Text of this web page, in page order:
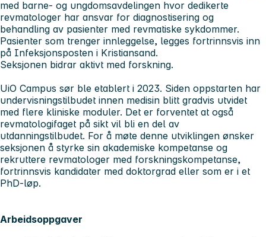
med barne- og ungdomsavdelingen hvor dedikerte
revmatologer har ansvar for diagnostisering og
behandling av pasienter med revmatiske sykdommer.
Pasienter som trenger innleggelse, legges fortrinnsvis inn
på Infeksjonsposten i Kristiansand.
Seksjonen bidrar aktivt med forskning.
UiO Campus sør ble etablert i 2023. Siden oppstarten har
undervisningstilbudet innen medisin blitt gradvis utvidet
med flere kliniske moduler. Det er forventet at også
revmatologifaget på sikt vil bli en del av
utdanningstilbudet. For å møte denne utviklingen ønsker
seksjonen å styrke sin akademiske kompetanse og
rekruttere revmatologer med forskningskompetanse,
fortrinnsvis kandidater med doktorgrad eller som er i et
PhD-løp.
Arbeidsoppgaver